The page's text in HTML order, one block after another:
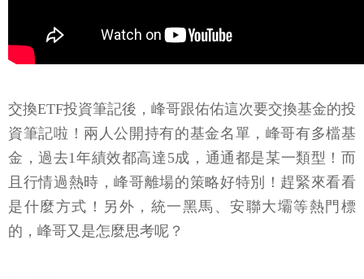
交換ETF投資筆記後，峰哥跟佑佑這次要交換基金的投
資筆記啦！兩人公開持有的基金名單，峰哥有多檔基
金，過去1年績效都高達5成，通通都是某一類型！而
且行情過熱時，峰哥離場的策略好特別！趕緊來看看
是什麼方式！另外，統一黑馬、安聯大壩等熱門標
的，峰哥又是怎麼思考呢？